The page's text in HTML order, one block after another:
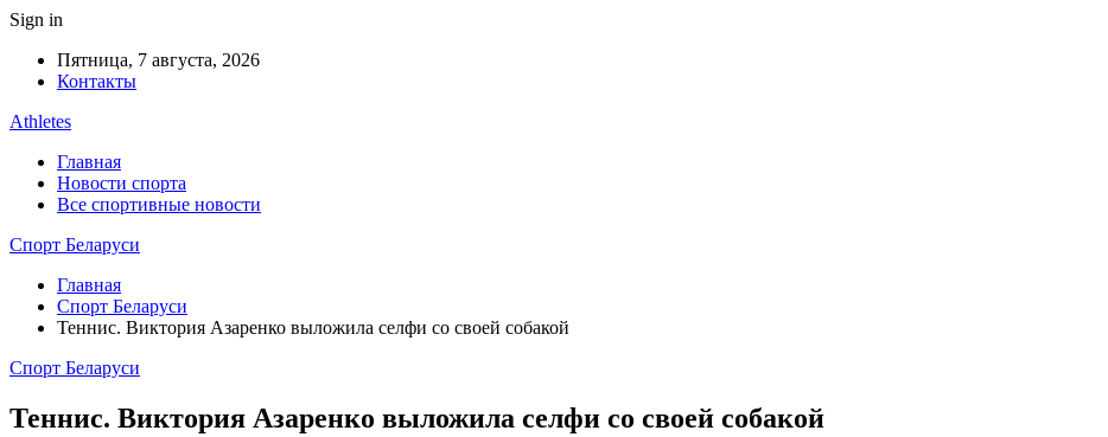
Sign in
Пятница, 7 августа, 2026
Контакты
Athletes
Главная
Новости спорта
Все спортивные новости
Спорт Беларуси
Главная
Спорт Беларуси
Теннис. Виктория Азаренко выложила селфи со своей собакой
Спорт Беларуси
Теннис. Виктория Азаренко выложила селфи со своей собакой